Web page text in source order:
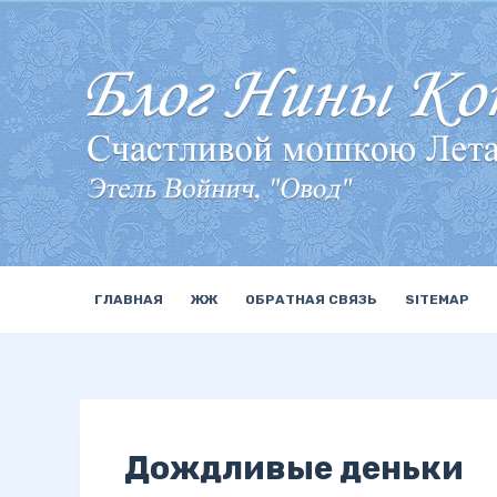
П
е
р
е
й
т
и
к
с
ГЛАВНАЯ ЖЖ ОБРАТНАЯ СВЯЗЬ SITEMAP
Дождливые деньки